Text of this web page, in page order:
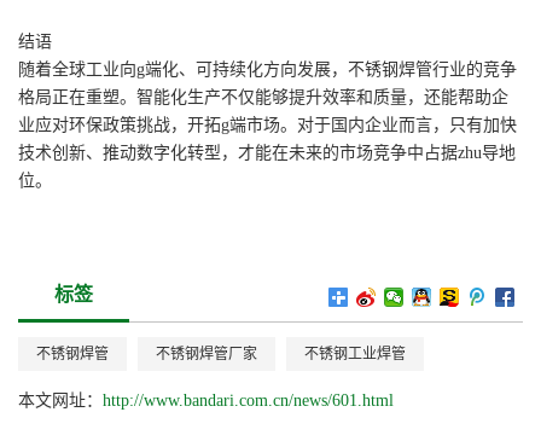
结语
随着全球工业向g端化、可持续化方向发展，不锈钢焊管行业的竞争
格局正在重塑。智能化生产不仅能够提升效率和质量，还能帮助企
业应对环保政策挑战，开拓g端市场。对于国内企业而言，只有加快
技术创新、推动数字化转型，才能在未来的市场竞争中占据zhu导地
位。
标签
不锈钢焊管 不锈钢焊管厂家 不锈钢工业焊管
本文网址： http://www.bandari.com.cn/news/601.html